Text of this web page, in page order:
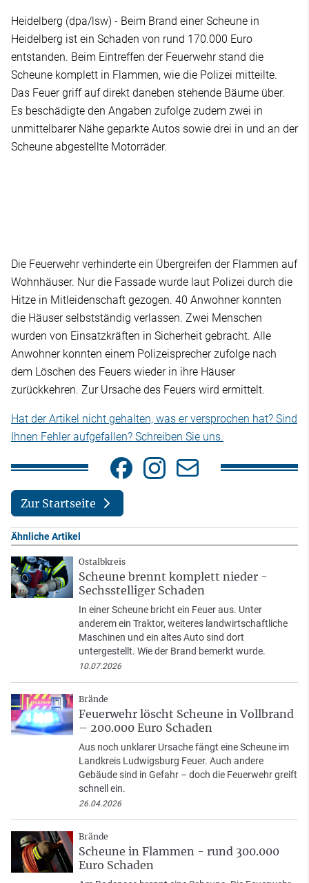
Heidelberg (dpa/lsw) - Beim Brand einer Scheune in
Heidelberg ist ein Schaden von rund 170.000 Euro
entstanden. Beim Eintreffen der Feuerwehr stand die
Scheune komplett in Flammen, wie die Polizei mitteilte.
Das Feuer griff auf direkt daneben stehende Bäume über.
Es beschädigte den Angaben zufolge zudem zwei in
unmittelbarer Nähe geparkte Autos sowie drei in und an der
Scheune abgestellte Motorräder.
Die Feuerwehr verhinderte ein Übergreifen der Flammen auf
Wohnhäuser. Nur die Fassade wurde laut Polizei durch die
Hitze in Mitleidenschaft gezogen. 40 Anwohner konnten
die Häuser selbstständig verlassen. Zwei Menschen
wurden von Einsatzkräften in Sicherheit gebracht. Alle
Anwohner konnten einem Polizeisprecher zufolge nach
dem Löschen des Feuers wieder in ihre Häuser
zurückkehren. Zur Ursache des Feuers wird ermittelt.
Hat der Artikel nicht gehalten, was er versprochen hat? Sind
Ihnen Fehler aufgefallen? Schreiben Sie uns.
Zur Startseite
Ähnliche Artikel
Ostalbkreis
Scheune brennt komplett nieder -
Sechsstelliger Schaden
In einer Scheune bricht ein Feuer aus. Unter
anderem ein Traktor, weiteres landwirtschaftliche
Maschinen und ein altes Auto sind dort
untergestellt. Wie der Brand bemerkt wurde.
10.07.2026
Brände
Feuerwehr löscht Scheune in Vollbrand
– 200.000 Euro Schaden
Aus noch unklarer Ursache fängt eine Scheune im
Landkreis Ludwigsburg Feuer. Auch andere
Gebäude sind in Gefahr – doch die Feuerwehr greift
schnell ein.
26.04.2026
Brände
Scheune in Flammen - rund 300.000
Euro Schaden